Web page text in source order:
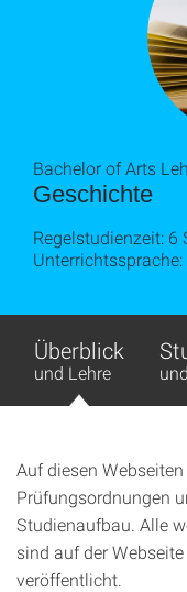
Geschichte
Bachelor of Arts
Regelstudienzeit: 6
Überblick
und Lehre
Auf diesen
Prüfungsordnungen
Studienaufbau. Alle
sind auf der
veröffentlicht.